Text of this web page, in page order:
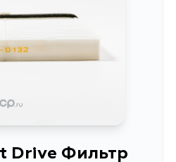
Drive Фильтр